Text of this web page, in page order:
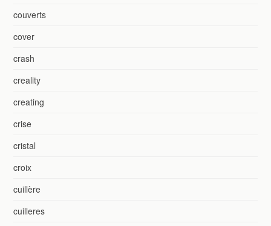
couverts
cover
crash
creality
creating
crise
cristal
croix
cuillère
cuilleres